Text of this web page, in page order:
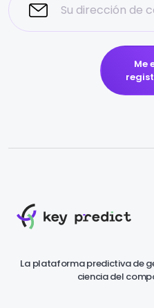
Me
La plataforma predictiva de
ciencia del